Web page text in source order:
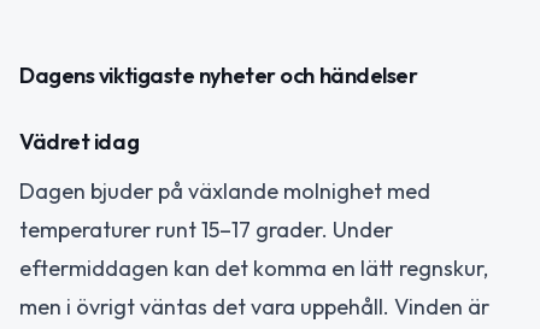
Dagens viktigaste nyheter och händelser
Vädret idag
Dagen bjuder på växlande molnighet med
temperaturer runt 15–17 grader. Under
eftermiddagen kan det komma en lätt regnskur,
men i övrigt väntas det vara uppehåll. Vinden är